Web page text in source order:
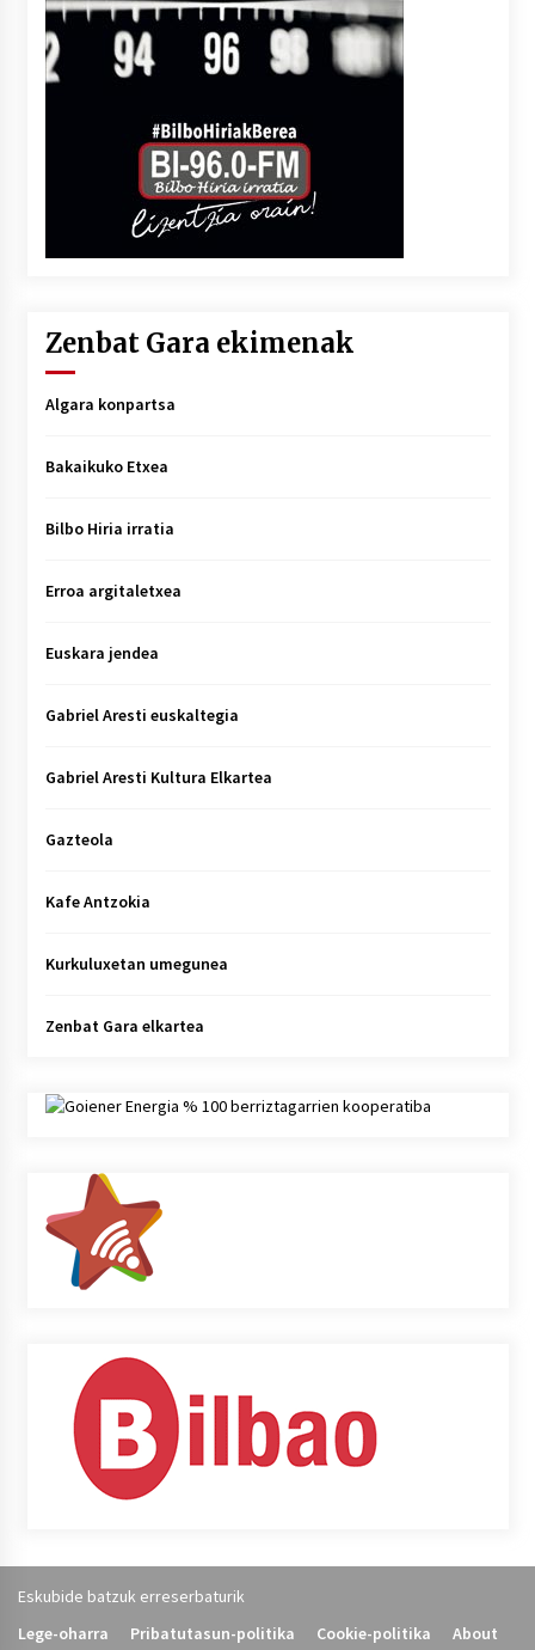
Zenbat Gara ekimenak
Algara konpartsa
Bakaikuko Etxea
Bilbo Hiria irratia
Erroa argitaletxea
Euskara jendea
Gabriel Aresti euskaltegia
Gabriel Aresti Kultura Elkartea
Gazteola
Kafe Antzokia
Kurkuluxetan umegunea
Zenbat Gara elkartea
Eskubide batzuk erreserbaturik
Lege-oharra
Pribatutasun-politika Cookie-politika About